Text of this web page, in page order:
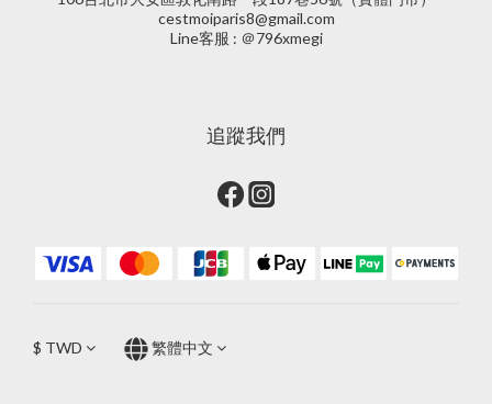
cestmoiparis8@gmail.com
Line客服 : ＠796xmegi
追蹤我們
$ TWD 繁體中文